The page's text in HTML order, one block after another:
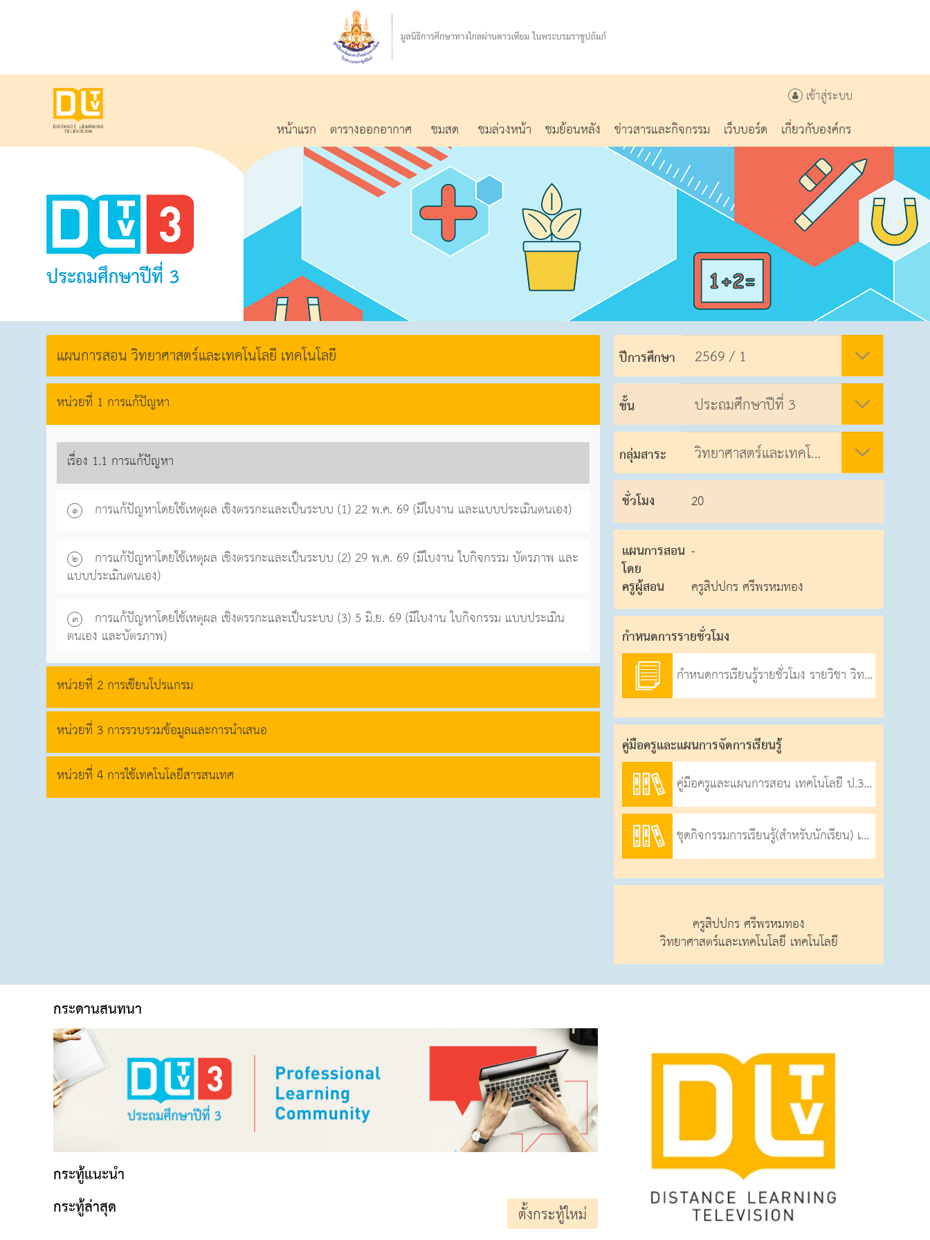
เข้าสู่ระบบ
หน้าแรก ตารางออกอากาศ ชมสด ชมล่วงหน้า ชมย้อนหลัง ข่าวสารและกิจกรรม เว็บบอร์ด เกี่ยวกับองค์กร
ปีการศึกษา
ชั้น
กลุ่มสาระ
ชั่วโมง
20
แผนการสอน
โดย
-
ครูผู้สอน
ครูสิปปกร ศรีพรหมทอง
กําหนดการรายชั่วโมง
กำหนดการเรียนรู้รายชั่วโมง รายวิชา วิทยาศาสตร์และเทคโนโลยี เทคโนโลยี ภาคเรียนที่ 1 ปีการศึกษา 2569
คู่มือครูและแผนการจัดการเรียนรู้
คู่มือครูและแผนการสอน เทคโนโลยี ป.3 ภาคเรียนที่ 1-2569
ชุดกิจกรรมการเรียนรู้(สำหรับนักเรียน) เทคโนโลยี ป.3
ครูสิปปกร ศรีพรหมทอง
วิทยาศาสตร์และเทคโนโลยี เทคโนโลยี
แผนการสอน วิทยาศาสตร์และเทคโนโลยี เทคโนโลยี
หน่วยที่ 1 การแก้ปัญหา
เรื่อง 1.1 การแก้ปัญหา
๑ การแก้ปัญหาโดยใช้เหตุผล เชิงตรรกะและเป็นระบบ (1) 22 พ.ค. 69 (มีใบงาน และแบบประเมินตนเอง)
๒ การแก้ปัญหาโดยใช้เหตุผล เชิงตรรกะและเป็นระบบ (2) 29 พ.ค. 69 (มีใบงาน ใบกิจกรรม บัตรภาพ และ
แบบประเมินตนเอง)
๓ การแก้ปัญหาโดยใช้เหตุผล เชิงตรรกะและเป็นระบบ (3) 5 มิ.ย. 69 (มีใบงาน ใบกิจกรรม แบบประเมิน
ตนเอง และบัตรภาพ)
หน่วยที่ 2 การเขียนโปรแกรม
หน่วยที่ 3 การรวบรวมข้อมูลและการนำเสนอ
หน่วยที่ 4 การใช้เทคโนโลยีสารสนเทศ
กระดานสนทนา
กระทู้แนะนำ
กระทู้ล่าสุด
ตั้งกระทู้ใหม่